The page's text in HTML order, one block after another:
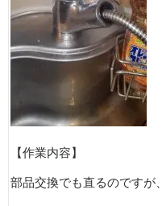
【作業内容】
部品交換でも直るのですが、